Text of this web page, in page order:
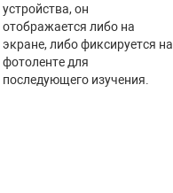
устройства, он
отображается либо на
экране, либо фиксируется на
фотоленте для
последующего изучения.